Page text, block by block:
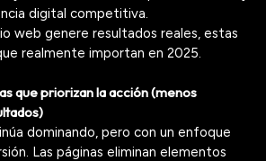
digital competitiva.
web genere resultados reales, estas
realmente importan en 2025.
que priorizan la acción (menos
dominando, pero con un enfoque
Las páginas eliminan elementos